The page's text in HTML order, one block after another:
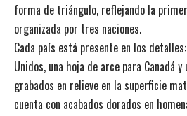
forma de triángulo, reflejando la
organizada por tres naciones.
Cada país está presente en los
Unidos, una hoja de arce para Canadá
grabados en relieve en la superficie
cuenta con acabados dorados en